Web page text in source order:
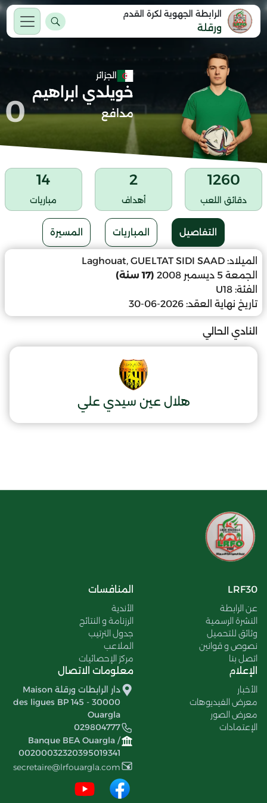
الرابطة الجهوية لكرة القدم
ورقلة
الجزائر
خويلدي ابراهيم
مدافع 0
1260
دقائق اللعب
2
أهداف
14
مباريات
التفاصيل المباريات المسيرة
الميلاد: Laghouat, GUELTAT SIDI SAAD
الجمعة 5 ديسمبر 2008
(17 سنة)
الفئة: U18
تاريخ نهاية العقد: 2026-06-30
النادي الحالي
هلال عين سيدي علي
LRF30
عن الرابطة
النشرة الرسمية
وثائق للتحميل
نصوص و قوانين
اتصل بنا
المنافسات
الأندية
الرزنامة و النتائج
جدول الترتيب
الملاعب
مركز الإحصائيات
الإعلام
الأخبار
معرض الفيديوهات
معرض الصور
الإعتمادات
معلومات الاتصال
دار الرابطات ورقلة Maison
des ligues BP 145 - 30000
Ouargla
029804777
Banque BEA Ouargla /
00200032320395019341
secretaire@lrfouargla.com